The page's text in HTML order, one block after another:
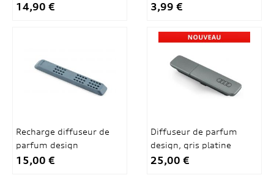
14,90 € 3,99 €
Recharge diffuseur de
parfum design
15,00 €
Diffuseur de parfum
design, gris platine
25,00 €